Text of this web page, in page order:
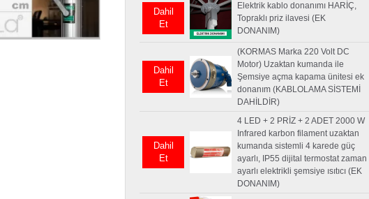
Dahil
Et
Elektrik kablo donanımı HARİÇ,
Topraklı priz ilavesi (EK
DONANIM)
Dahil
Et
(KORMAS Marka 220 Volt DC
Motor) Uzaktan kumanda ile
Şemsiye açma kapama ünitesi ek
donanım (KABLOLAMA SİSTEMİ
DAHİLDİR)
Dahil
Et
4 LED + 2 PRİZ + 2 ADET 2000 W
Infrared karbon filament uzaktan
kumanda sistemli 4 karede güç
ayarlı, IP55 dijital termostat zaman
ayarlı elektrikli şemsiye ısıtıcı (EK
DONANIM)